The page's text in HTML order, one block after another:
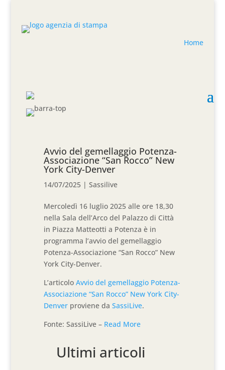
Home
Avvio del gemellaggio Potenza-
Associazione “San Rocco” New
York City-Denver
14/07/2025 |Sassilive
Mercoledì 16 luglio 2025 alle ore 18,30
nella Sala dell’Arco del Palazzo di Città
in Piazza Matteotti a Potenza è in
programma l’avvio del gemellaggio
Potenza-Associazione “San Rocco” New
York City-Denver.
L’articoloAvvio del gemellaggio Potenza-
Associazione “San Rocco” New York City-
Denver proviene daSassiLive.
Fonte: SassiLive – Read More
Ultimi articoli